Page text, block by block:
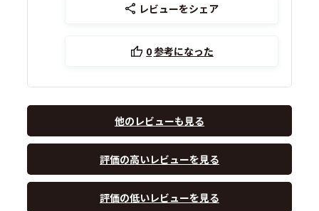
レビューをシェア
0参考になった
他のレビューも見る
評価の高いレビューを見る
評価の低いレビューを見る